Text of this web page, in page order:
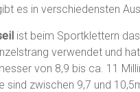
es in verschiedensten
ist beim Sportklettern
verwendet und
von 8,9 bis ca. 11
sind zwischen 9,7 und